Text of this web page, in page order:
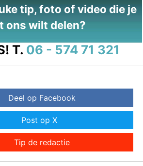
tip, foto of video die je
ons wilt delen?
T. 06 - 574 71 321
Deel op Facebook
Post op X
Tip de redactie